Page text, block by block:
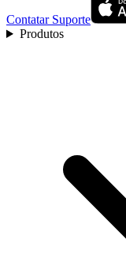
Contatar Suporte
Produtos